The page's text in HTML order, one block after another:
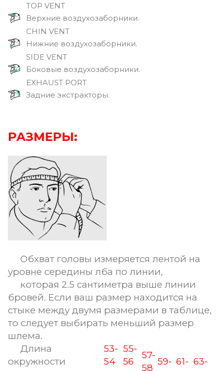
TOP VENT
Верхние воздухозаборники.
CHIN VENT
Нижние воздухозаборники.
SIDE VENT
Боковые воздухозаборники.
EXHAUST PORT
Задние экстракторы.
РАЗМЕРЫ:
Обхват головы измеряется лентой на
уровне середины лба по линии,
которая 2.5 сантиметра выше линии
бровей. Если ваш размер находится на
стыке между двумя размерами в таблице,
то следует выбирать меньший размер
шлема.
Длина
окружности
53-
54
55-
56
57-
58
59- 61- 63-